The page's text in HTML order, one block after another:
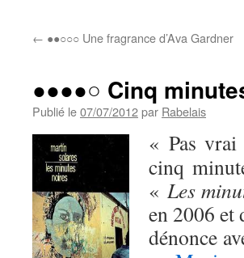
← ●●○○○ Une fragrance d’Ava Gardner
●●●●○ Cinq
Publié le07/07/2012par Rabelais
« Pas
cinq
« Les
en 2006 et
dénonce